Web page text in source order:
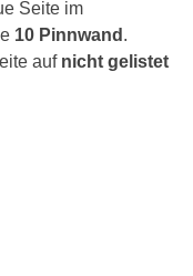
Seite im
10 Pinnwand .
auf nicht gelistet